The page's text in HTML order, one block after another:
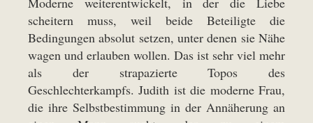
scheitern muss, weil beide Beteiligte die
Bedingungen absolut setzen, unter denen sie Nähe
wagen und erlauben wollen. Das ist sehr viel mehr
als der strapazierte Topos des
Geschlechterkampfs. Judith ist die moderne Frau,
die ihre Selbstbestimmung in der Annäherung an